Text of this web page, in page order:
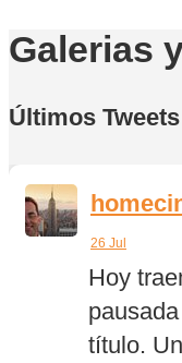
Galerias
Últimos Tweets
26 Jul
Hoy
título.